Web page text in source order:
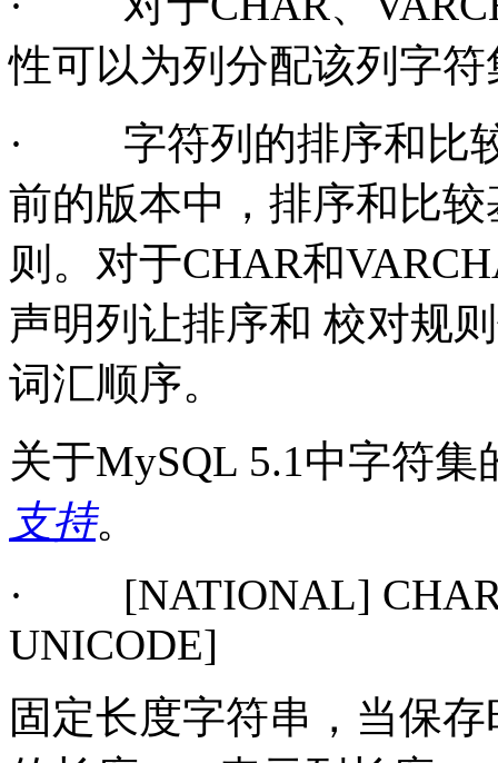
性可以为列分配该列字
·
字符列的排序和比
前的版本中，排序和比
则。对于CHAR和
声明列让排序和 校对规
词汇顺序。
关于MySQL 5.1中字符集
支持。
·
[NATIONAL]
UNICODE]
固定长度字符串，当保